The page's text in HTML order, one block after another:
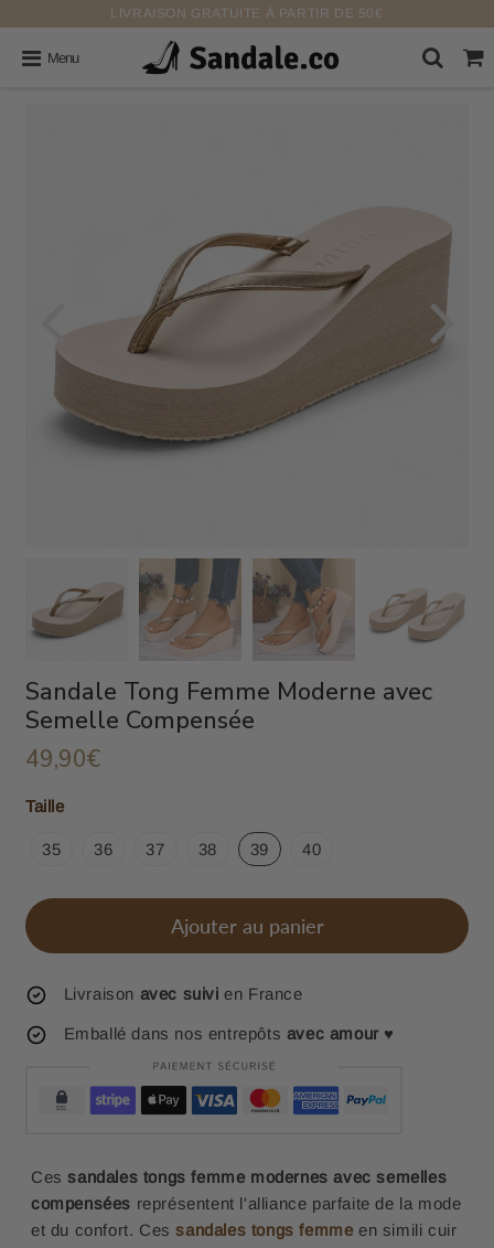
LIVRAISON GRATUITE À PARTIR DE 50€
Menu
Sandale Tong Femme Moderne avec
Semelle Compensée
49,90€
price
Taille
35 36 37 38 39 40
Ajouter au panier
Livraison avec suivi en France
Emballé dans nos entrepôts avec amour ♥
Cessandales tongs femme modernes avec semelles
compensées représentent l'alliance parfaite de la mode
et du confort. Cessandales tongs femmeen simili cuir